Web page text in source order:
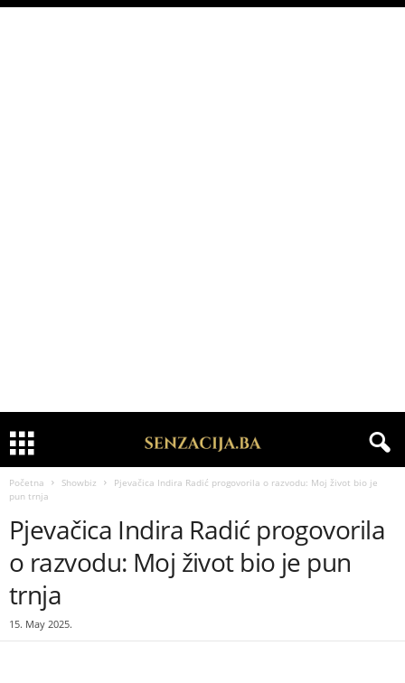
Početna Showbiz
Pjevačica Indira Radić progovorila o razvodu: Moj život bio je
pun trnja
Pjevačica Indira Radić progovorila
o razvodu: Moj život bio je pun
trnja
15. May 2025.